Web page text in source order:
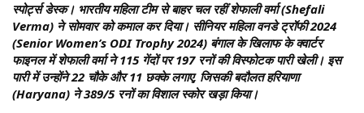
स्पोर्ट्स डेस्क। भारतीय महिला टीम से बाहर चल रहीं शेफाली वर्मा (Shefali
Verma) ने सोमवार को कमाल कर दिया। सीनियर महिला वनडे ट्रॉफी 2024
(Senior Women’s ODI Trophy 2024) बंगाल के खिलाफ के क्वार्टर
फाइनल में शेफाली वर्मा ने 115 गेंदों पर 197 रनों की विस्फोटक पारी खेली। इस
पारी में उन्होंने 22 चौके और 11 छक्के लगाए, जिसकी बदौलत हरियाणा
(Haryana) ने 389/5 रनों का विशाल स्कोर खड़ा किया।